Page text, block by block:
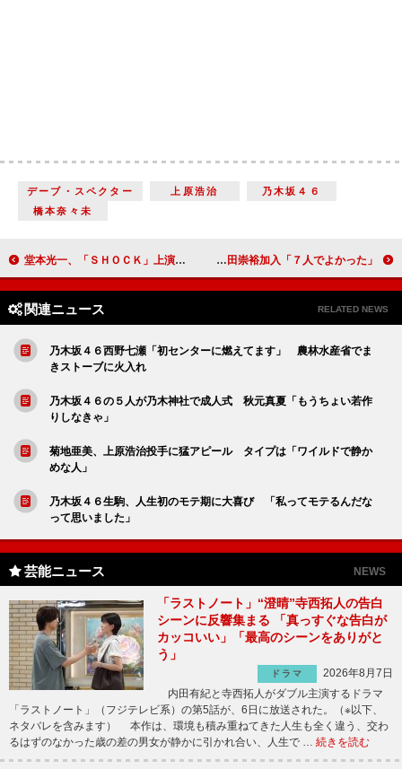
デーブ・スペクター 上原浩治
乃木坂４６
橋本奈々未
堂本光一、「ＳＨＯＣＫ」上演１１００回へ 「２７歳で結婚すると思っていた」と本音もポロリ ジャニーズＷＥＳＴが７人で始動！ 藤井流星、神山智洋、濱田崇裕加入「７人でよかった」
関連ニュース RELATED NEWS
乃木坂４６西野七瀬「初センターに燃えてます」 農林水産省でま
きストーブに火入れ
乃木坂４６の５人が乃木神社で成人式 秋元真夏「もうちょい若作
りしなきゃ」
菊地亜美、上原浩治投手に猛アピール タイプは「ワイルドで静か
めな人」
乃木坂４６生駒、人生初のモテ期に大喜び 「私ってモテるんだな
って思いました」
芸能ニュース NEWS
「ラストノート」“澄晴”寺西拓人の告白
シーンに反響集まる 「真っすぐな告白が
カッコいい」「最高のシーンをありがと
う」
ドラマ
2026年8月7日
内田有紀と寺西拓人がダブル主演するドラマ
「ラストノート」（フジテレビ系）の第5話が、6日に放送された。（※以下、
ネタバレを含みます） 本作は、環境も積み重ねてきた人生も全く違う、交わ
るはずのなかった歳の差の男女が静かに引かれ合い、人生で … 続きを読む